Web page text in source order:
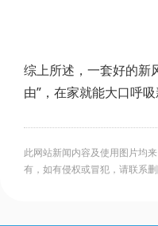
综上所述，一套好的新
由”，在家就能大口呼吸
此网站新闻内容及使用图片均
有，如有侵权或冒犯，请联系